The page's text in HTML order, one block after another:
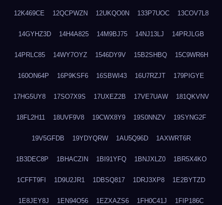
12K469CE 12QCPWZN 12UKQO0N 133P7UOC 13COV7L8
14GYHZ3D 14H4A825 14M9BJ75 14NJ13LJ 14PRJLGB
14PRLC85 14WY7OYZ 1546DY9V 15B2SHBQ 15C9WR6H
160ON64P 16P9KSF6 16SBWI43 16U7RZJT 179PIGYE
17HG5UY8 17SO7X9S 17UXEZ2B 17VE7UAW 181QKVNV
18FL2H11 18UVF9V8 19CWX8Y9 19S0NNZV 19SYNG2F
19V5GFDB 19YDYQRW 1AU5Q96D 1AXWRT6R
1B3DEC8P 1BHACZIN 1BI91YFQ 1BNJXLZ0 1BR5X4KO
1CFFT9FI 1D9U2JR1 1DBSQ817 1DRJ3XP8 1E2BYTZD
1E8JEY8J 1EN94O56 1EZXAZS6 1FH0C41J 1FIP186C